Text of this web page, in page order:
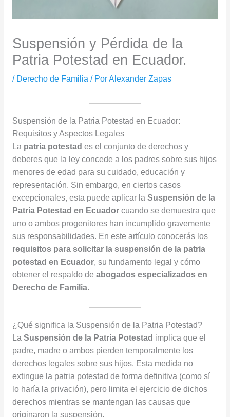
Suspensión y Pérdida de la
Patria Potestad en Ecuador.
/ Derecho de Familia / PorAlexander Zapas
Suspensión de la Patria Potestad en Ecuador:
Requisitos y Aspectos Legales
La patria potestad es el conjunto de derechos y
deberes que la ley concede a los padres sobre sus hijos
menores de edad para su cuidado, educación y
representación. Sin embargo, en ciertos casos
excepcionales, esta puede aplicar la Suspensión de la
Patria Potestad en Ecuador cuando se demuestra que
uno o ambos progenitores han incumplido gravemente
sus responsabilidades. En este artículo conocerás los
requisitos para solicitar la suspensión de la patria
potestad en Ecuador, su fundamento legal y cómo
obtener el respaldo de abogados especializados en
Derecho de Familia.
¿Qué significa la Suspensión de la Patria Potestad?
La Suspensión de la Patria Potestad implica que el
padre, madre o ambos pierden temporalmente los
derechos legales sobre sus hijos. Esta medida no
extingue la patria potestad de forma definitiva (como sí
lo haría la privación), pero limita el ejercicio de dichos
derechos mientras se mantengan las causas que
originaron la suspensión.